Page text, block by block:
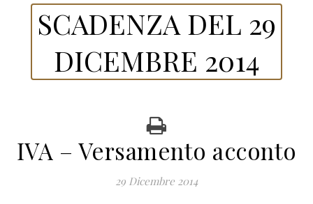
SCADENZA DEL 29
DICEMBRE 2014
IVA – Versamento acconto
29 Dicembre 2014